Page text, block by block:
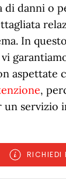
di danni o
In
aspettate
,
servizio
RICHIEDI